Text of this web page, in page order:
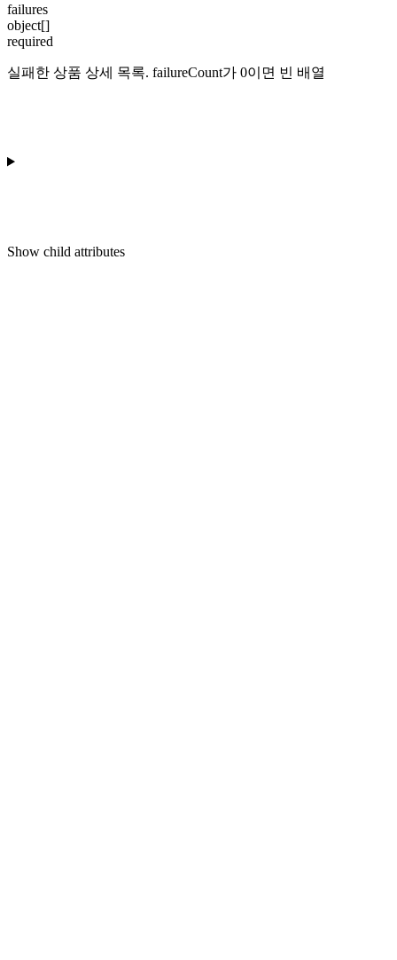
failures
object[]
required
실패한 상품 상세 목록. failureCount가 0이면 빈 배열
Show child attributes